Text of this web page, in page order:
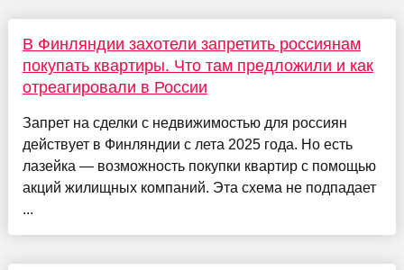
В Финляндии захотели запретить россиянам
покупать квартиры. Что там предложили и как
отреагировали в России
Запрет на сделки с недвижимостью для россиян
действует в Финляндии с лета 2025 года. Но есть
лазейка — возможность покупки квартир с помощью
акций жилищных компаний. Эта схема не подпадает
...